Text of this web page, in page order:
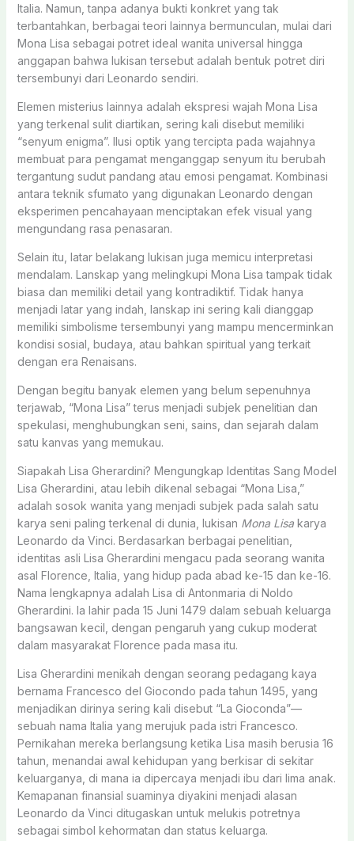
Italia. Namun, tanpa adanya bukti konkret yang tak
terbantahkan, berbagai teori lainnya bermunculan, mulai dari
Mona Lisa sebagai potret ideal wanita universal hingga
anggapan bahwa lukisan tersebut adalah bentuk potret diri
tersembunyi dari Leonardo sendiri.
Elemen misterius lainnya adalah ekspresi wajah Mona Lisa
yang terkenal sulit diartikan, sering kali disebut memiliki
“senyum enigma”. Ilusi optik yang tercipta pada wajahnya
membuat para pengamat menganggap senyum itu berubah
tergantung sudut pandang atau emosi pengamat. Kombinasi
antara teknik sfumato yang digunakan Leonardo dengan
eksperimen pencahayaan menciptakan efek visual yang
mengundang rasa penasaran.
Selain itu, latar belakang lukisan juga memicu interpretasi
mendalam. Lanskap yang melingkupi Mona Lisa tampak tidak
biasa dan memiliki detail yang kontradiktif. Tidak hanya
menjadi latar yang indah, lanskap ini sering kali dianggap
memiliki simbolisme tersembunyi yang mampu mencerminkan
kondisi sosial, budaya, atau bahkan spiritual yang terkait
dengan era Renaisans.
Dengan begitu banyak elemen yang belum sepenuhnya
terjawab, “Mona Lisa” terus menjadi subjek penelitian dan
spekulasi, menghubungkan seni, sains, dan sejarah dalam
satu kanvas yang memukau.
Siapakah Lisa Gherardini? Mengungkap Identitas Sang Model
Lisa Gherardini, atau lebih dikenal sebagai “Mona Lisa,”
adalah sosok wanita yang menjadi subjek pada salah satu
karya seni paling terkenal di dunia, lukisan Mona Lisakarya
Leonardo da Vinci. Berdasarkan berbagai penelitian,
identitas asli Lisa Gherardini mengacu pada seorang wanita
asal Florence, Italia, yang hidup pada abad ke-15 dan ke-16.
Nama lengkapnya adalah Lisa di Antonmaria di Noldo
Gherardini. Ia lahir pada 15 Juni 1479 dalam sebuah keluarga
bangsawan kecil, dengan pengaruh yang cukup moderat
dalam masyarakat Florence pada masa itu.
Lisa Gherardini menikah dengan seorang pedagang kaya
bernama Francesco del Giocondo pada tahun 1495, yang
menjadikan dirinya sering kali disebut “La Gioconda”—
sebuah nama Italia yang merujuk pada istri Francesco.
Pernikahan mereka berlangsung ketika Lisa masih berusia 16
tahun, menandai awal kehidupan yang berkisar di sekitar
keluarganya, di mana ia dipercaya menjadi ibu dari lima anak.
Kemapanan finansial suaminya diyakini menjadi alasan
Leonardo da Vinci ditugaskan untuk melukis potretnya
sebagai simbol kehormatan dan status keluarga.